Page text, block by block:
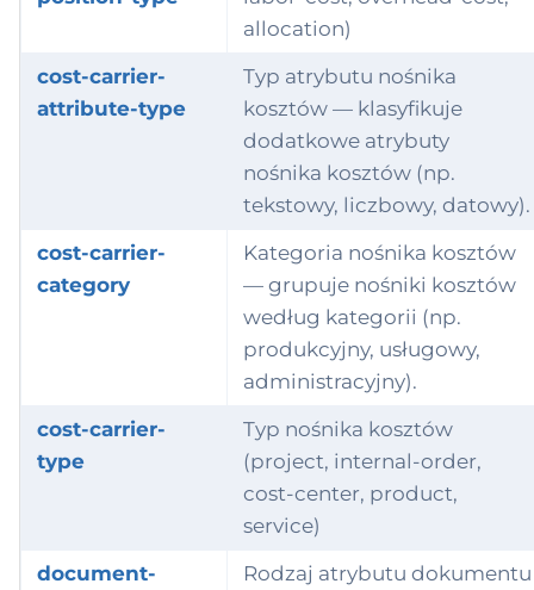
allocation)
cost-carrier-
attribute-type
Typ atrybutu nośnika
kosztów — klasyfikuje
dodatkowe atrybuty
nośnika kosztów (np.
tekstowy, liczbowy, datowy).
cost-carrier-
category
Kategoria nośnika kosztów
— grupuje nośniki kosztów
według kategorii (np.
produkcyjny, usługowy,
administracyjny).
cost-carrier-
type
Typ nośnika kosztów
(project, internal-order,
cost-center, product,
service)
document-
Rodzaj atrybutu dokumentu